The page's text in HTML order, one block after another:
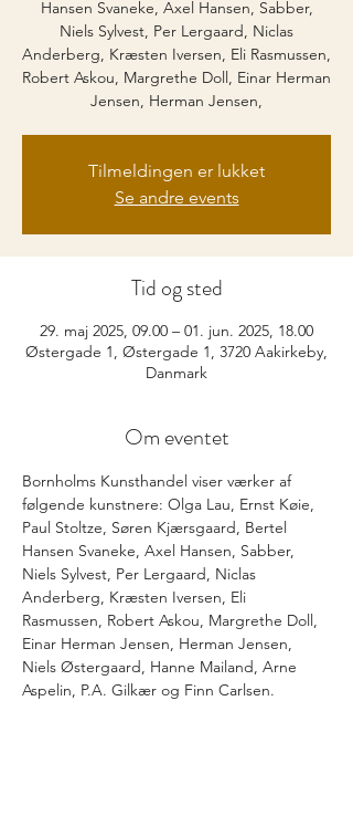
Hansen Svaneke, Axel Hansen, Sabber,
Niels Sylvest, Per Lergaard, Niclas
Anderberg, Kræsten Iversen, Eli Rasmussen,
Robert Askou, Margrethe Doll, Einar Herman
Jensen, Herman Jensen,
Tilmeldingen er lukket
Se andre events
Tid og sted
29. maj 2025, 09.00 – 01. jun. 2025, 18.00
Østergade 1, Østergade 1, 3720 Aakirkeby,
Danmark
Om eventet
Bornholms Kunsthandel viser værker af
følgende kunstnere: Olga Lau, Ernst Køie,
Paul Stoltze, Søren Kjærsgaard, Bertel
Hansen Svaneke, Axel Hansen, Sabber,
Niels Sylvest, Per Lergaard, Niclas
Anderberg, Kræsten Iversen, Eli
Rasmussen, Robert Askou, Margrethe Doll,
Einar Herman Jensen, Herman Jensen,
Niels Østergaard, Hanne Mailand, Arne
Aspelin, P.A. Gilkær og Finn Carlsen.